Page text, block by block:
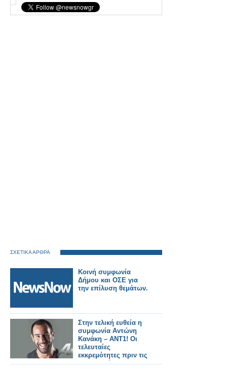
ΣΧΕΤΙΚΑ ΑΡΘΡΑ
Κοινή συμφωνία
Δήμου και ΟΣΕ για
την επίλυση θεμάτων.
Στην τελική ευθεία η
συμφωνία Αντώνη
Κανάκη – ΑΝΤ1! Οι
τελευταίες
εκκρεμότητες πριν τις
υπογραφές...